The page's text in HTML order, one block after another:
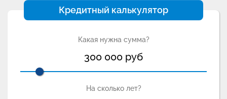
Кредитный калькулятор
Какая нужна сумма?
300 000 руб
На сколько лет?